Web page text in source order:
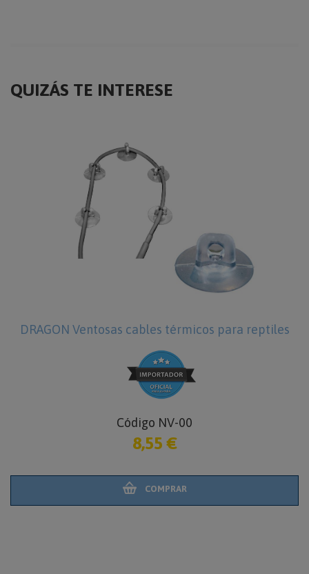
QUIZÁS TE INTERESE
Código NV-00
8,55 €
COMPRAR